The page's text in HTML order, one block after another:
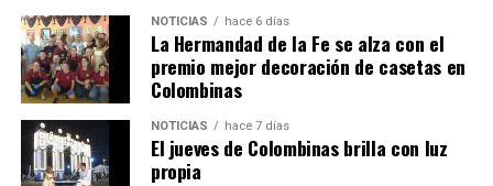
SEXTA CORRIDA DE LAS FIESTAS COLOMBINAS
2026
hace 3 días· Huelvatv
NOTICIAS hace 6 días
La Hermandad de la Fe se alza con el
premio mejor decoración de casetas en
Colombinas
NOTICIAS hace 7 días
El jueves de Colombinas brilla con luz
propia